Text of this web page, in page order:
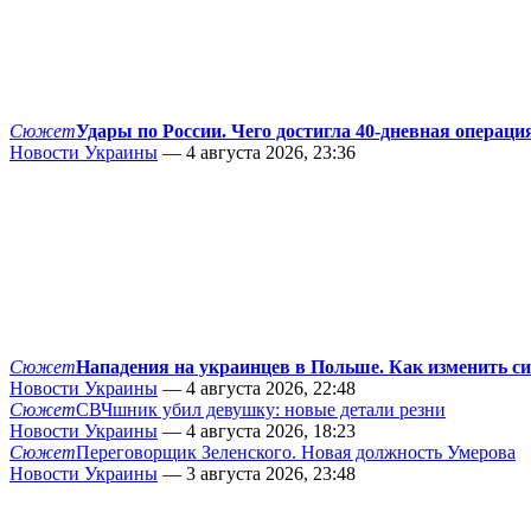
СюжетУдары по России. Чего достигла 40-дневная
Новости Украины — 4 августа 2026, 23:36
СюжетНападения на украинцев в Польше. Как изменить
Новости Украины — 4 августа 2026, 22:48
СюжетСВЧшник убил девушку: новые детали резни
Новости Украины — 4 августа 2026, 18:23
СюжетПереговорщик Зеленского. Новая должность Умерова
Новости Украины — 3 августа 2026, 23:48